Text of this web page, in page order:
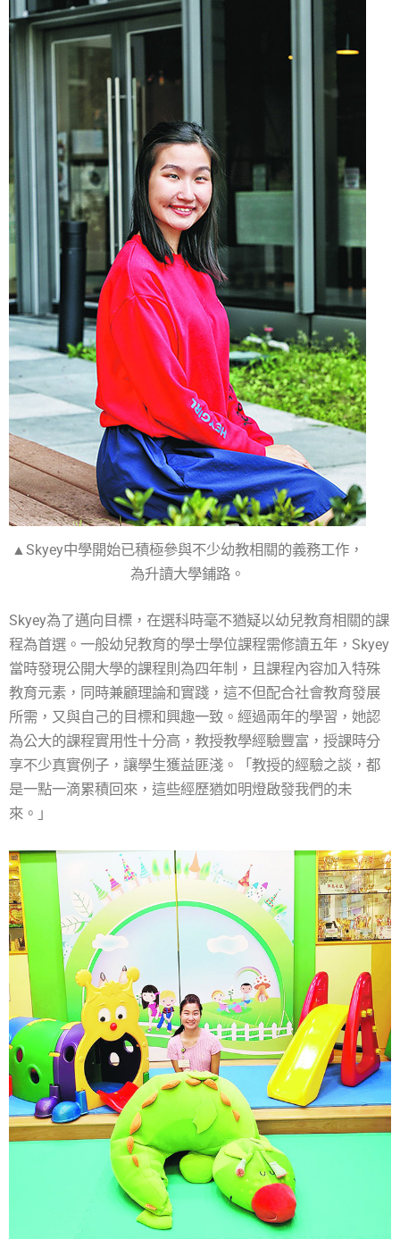
▲Skyey中學開始已積極參與不少幼教相關的義務工作，
為升讀大學鋪路。
Skyey為了邁向目標，在選科時毫不猶疑以幼兒教育相關的課
程為首選。一般幼兒教育的學士學位課程需修讀五年，Skyey
當時發現公開大學的課程則為四年制，且課程內容加入特殊
教育元素，同時兼顧理論和實踐，這不但配合社會教育發展
所需，又與自己的目標和興趣一致。經過兩年的學習，她認
為公大的課程實用性十分高，教授教學經驗豐富，授課時分
享不少真實例子，讓學生獲益匪淺。「教授的經驗之談，都
是一點一滴累積回來，這些經歷猶如明燈啟發我們的未
來。」